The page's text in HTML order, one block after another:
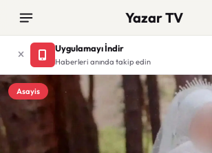
Yazar TV
Uygulamayı İndir
Haberleri anında takip edin
Asayis